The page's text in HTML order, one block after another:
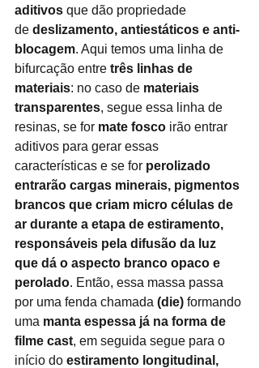
aditivos que dão propriedade
de deslizamento, antiestáticos e anti-
blocagem. Aqui temos uma linha de
bifurcação entre três linhas de
materiais: no caso de materiais
transparentes, segue essa linha de
resinas, se for mate fosco irão entrar
aditivos para gerar essas
características e se for perolizado
entrarão cargas minerais, pigmentos
brancos que criam micro células de
ar durante a etapa de estiramento,
responsáveis pela difusão da luz
que dá o aspecto branco opaco e
perolado. Então, essa massa passa
por uma fenda chamada (die) formando
uma manta espessa já na forma de
filme cast, em seguida segue para o
início do estiramento longitudinal,